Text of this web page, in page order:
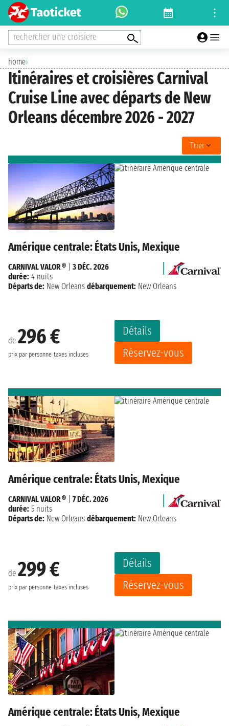
rechercher une croisiere
home›
Itinéraires et croisières Carnival
Cruise Line avec départs de New
Orleans décembre 2026 - 2027
Trier
Amérique centrale: États Unis, Mexique
de 296 €
prix par personne taxes incluses
Détails
Réservez-vous
CARNIVAL VALOR ®
3 DÉC. 2026
durée: 4 nuits
Départs de: New Orleans débarquement: New Orleans
Amérique centrale: États Unis, Mexique
de 299 €
prix par personne taxes incluses
Détails
Réservez-vous
CARNIVAL VALOR ®
7 DÉC. 2026
durée: 5 nuits
Départs de: New Orleans débarquement: New Orleans
Amérique centrale: États Unis, Mexique